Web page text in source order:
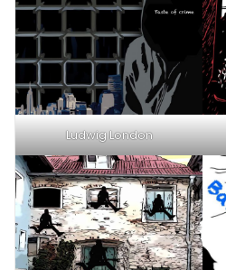
Ludwig London